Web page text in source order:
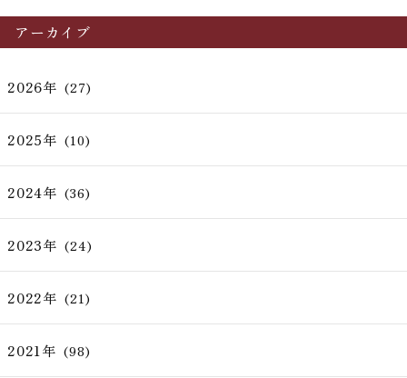
アーカイブ
2026年 (27)
2025年 (10)
2024年 (36)
2023年 (24)
2022年 (21)
2021年 (98)